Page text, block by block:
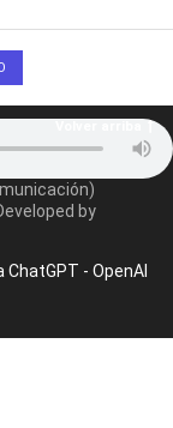
by
- OpenAI